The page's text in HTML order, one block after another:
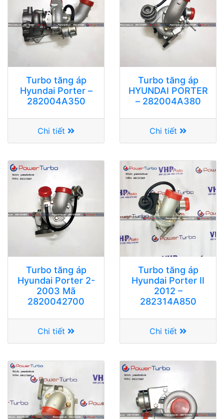
Turbo tăng áp
Hyundai Porter –
282004A350
Chi tiết
Turbo tăng áp
HYUNDAI PORTER
– 282004A380
Chi tiết
Turbo tăng áp
Hyundai Porter 2-
2003 Mã
2820042700
Chi tiết
Turbo tăng áp
Hyundai Porter II
2012 –
282314A850
Chi tiết